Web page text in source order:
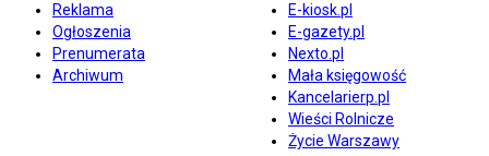
Reklama
Ogłoszenia
Prenumerata
Archiwum
E-kiosk.pl
E-gazety.pl
Nexto.pl
Mała księgowość
Kancelarierp.pl
Wieści Rolnicze
Życie Warszawy